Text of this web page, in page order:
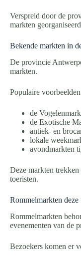
Verspreid door de
markten
Bekende markten in
De provincie
markten.
Populaire
de
de Exotische
antiek- en
lokale
avondmarkten
Deze markten
toeristen.
Rommelmarkten
Rommelmarkten
evenementen van de
Bezoekers komen er